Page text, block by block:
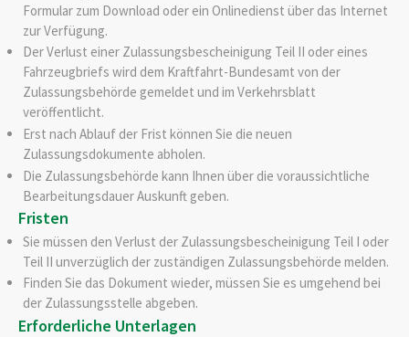
Formular zum Download oder ein Onlinedienst über das Internet
zur Verfügung.
Der Verlust einer Zulassungsbescheinigung Teil II oder eines
Fahrzeugbriefs wird dem Kraftfahrt-Bundesamt von der
Zulassungsbehörde gemeldet und im Verkehrsblatt
veröffentlicht.
Erst nach Ablauf der Frist können Sie die neuen
Zulassungsdokumente abholen.
Die Zulassungsbehörde kann Ihnen über die voraussichtliche
Bearbeitungsdauer Auskunft geben.
Fristen
Sie müssen den Verlust der Zulassungsbescheinigung Teil I oder
Teil II unverzüglich der zuständigen Zulassungsbehörde melden.
Finden Sie das Dokument wieder, müssen Sie es umgehend bei
der Zulassungsstelle abgeben.
Erforderliche Unterlagen